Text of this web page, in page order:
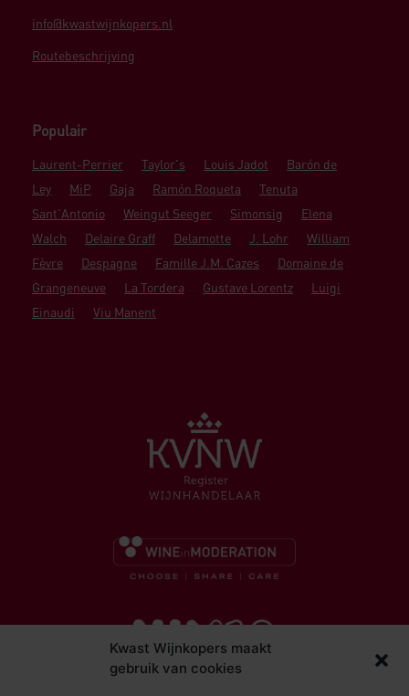
Kwast Wijnkopers maakt
gebruik van cookies
info@kwastwijnkopers.nl
Routebeschrijving
Populair
Laurent-Perrier Taylor's Louis Jadot
Barón de
Ley
MiP Gaja Ramón Roqueta
Tenuta
Sant'Antonio
Weingut Seeger Simonsig
Elena
Walch
Delaire Graff Delamotte J. Lohr
William
Fèvre
Despagne Famille J.M. Cazes
Domaine de
Grangeneuve
La Tordera Gustave Lorentz
Luigi
Einaudi
Viu Manent